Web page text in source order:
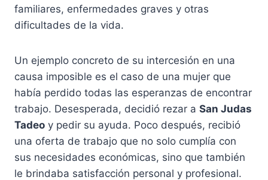
familiares, enfermedades graves y otras
dificultades de la vida.
Un ejemplo concreto de su intercesión en una
causa imposible es el caso de una mujer que
había perdido todas las esperanzas de encontrar
trabajo. Desesperada, decidió rezar a San Judas
Tadeo y pedir su ayuda. Poco después, recibió
una oferta de trabajo que no solo cumplía con
sus necesidades económicas, sino que también
le brindaba satisfacción personal y profesional.